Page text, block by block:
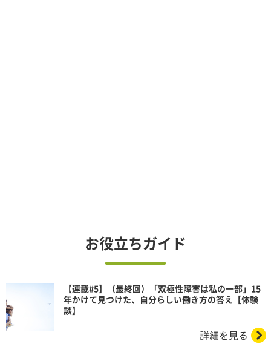
お役立ちガイド
【連載#5】（最終回）「双極性障害は私の一部」15
年かけて見つけた、自分らしい働き方の答え【体験
談】
詳細を見る